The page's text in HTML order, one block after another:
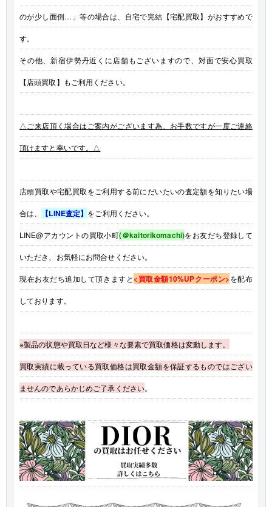
のが少し面倒…」等の場合は、自宅で完結【宅配買取】がおすすめで
す。
その他、新宿伊勢丹近くに店舗もございますので、対面で安心買取
【店頭買取】もご利用ください。
△ご来店頂く場合はご案内がございます為、お手数ですが一度ご連絡
頂けますと幸いです。△
店頭買取や宅配買取をご利用する前にだいたいの査定額を知りたい場
合は、 【LINE査定】 をご利用ください。
LINE@アカウントの買取小町(＠kaitorikomachi)をお友だち登録して
いただき、お気軽にお問合せください。
現在お友だち追加して頂きますと<買取金額10%UPクーポン>を配布
しております。
※製品の状態や買取日など様々な要素で買取価格は変動します。
買取実績に載っている買取価格は買取金額を保証するものではござい
ませんのであらかじめご了承ください。